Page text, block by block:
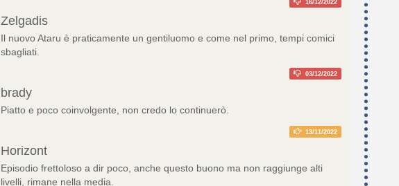
16/12/2022
Zelgadis
Il nuovo Ataru è praticamente un gentiluomo e come nel primo, tempi comici
sbagliati.
03/12/2022
brady
Piatto e poco coinvolgente, non credo lo continuerò.
13/11/2022
Horizont
Episodio frettoloso a dir poco, anche questo buono ma non raggiunge alti
livelli, rimane nella media.